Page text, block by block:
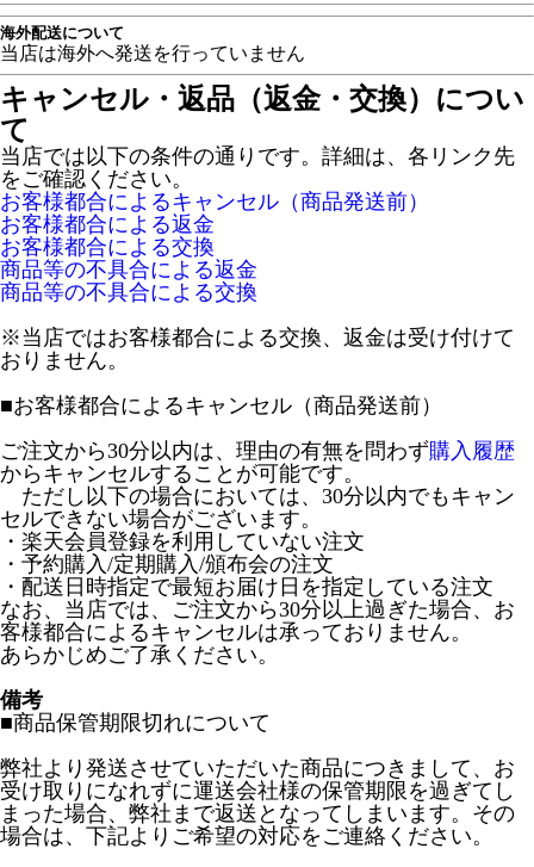
海外配送について
当店は海外へ発送を行っていません
キャンセル・返品（返金・交換）につい
て
当店では以下の条件の通りです。詳細は、各リンク先
をご確認ください。
お客様都合によるキャンセル（商品発送前）
お客様都合による返金
お客様都合による交換
商品等の不具合による返金
商品等の不具合による交換
※当店ではお客様都合による交換、返金は受け付けて
おりません。
■お客様都合によるキャンセル（商品発送前）
ご注文から30分以内は、理由の有無を問わず購入履歴
からキャンセルすることが可能です。
ただし以下の場合においては、30分以内でもキャン
セルできない場合がございます。
・楽天会員登録を利用していない注文
・予約購入/定期購入/頒布会の注文
・配送日時指定で最短お届け日を指定している注文
なお、当店では、ご注文から30分以上過ぎた場合、お
客様都合によるキャンセルは承っておりません。
あらかじめご了承ください。
備考
■商品保管期限切れについて
弊社より発送させていただいた商品につきまして、お
受け取りになれずに運送会社様の保管期限を過ぎてし
まった場合、弊社まで返送となってしまいます。その
場合は、下記よりご希望の対応をご連絡ください。